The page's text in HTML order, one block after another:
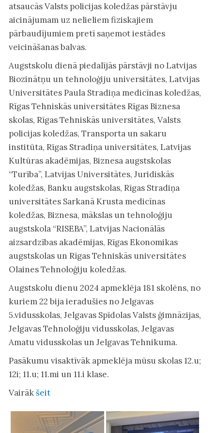
atsaucās Valsts policijas koledžas pārstāvju
aicinājumam uz nelieliem fiziskajiem
pārbaudījumiem pretī saņemot iestādes
veicināšanas balvas.
Augstskolu dienā piedalījās pārstāvji no Latvijas
Biozinātņu un tehnoloģiju universitātes, Latvijas
Universitātes Paula Stradiņa medicīnas koledžas,
Rīgas Tehniskās universitātes Rīgas Biznesa
skolas, Rīgas Tehniskās universitātes, Valsts
policijas koledžas, Transporta un sakaru
institūta, Rīgas Stradiņa universitātes, Latvijas
Kultūras akadēmijas, Biznesa augstskolas
“Turība”, Latvijas Universitātes, Juridiskās
koledžas, Banku augstskolas, Rīgas Stradiņa
universitātes Sarkanā Krusta medicīnas
koledžas, Biznesa, mākslas un tehnoloģiju
augstskola “RISEBA”, Latvijas Nacionālās
aizsardzības akadēmijas, Rīgas Ekonomikas
augstskolas un Rīgas Tehniskās universitātes
Olaines Tehnoloģiju koledžas.
Augstskolu dienu 2024 apmeklēja 181 skolēns, no
kuriem 22 bija ieradušies no Jelgavas
5.vidusskolas, Jelgavas Spīdolas Valsts ģimnāzijas,
Jelgavas Tehnoloģiju vidusskolas, Jelgavas
Amatu vidusskolas un Jelgavas Tehnikuma.
Pasākumu visaktīvāk apmeklēja mūsu skolas 12.u;
12i; 11.u; 11.mi un 11.i klase.
Vairāk šeit